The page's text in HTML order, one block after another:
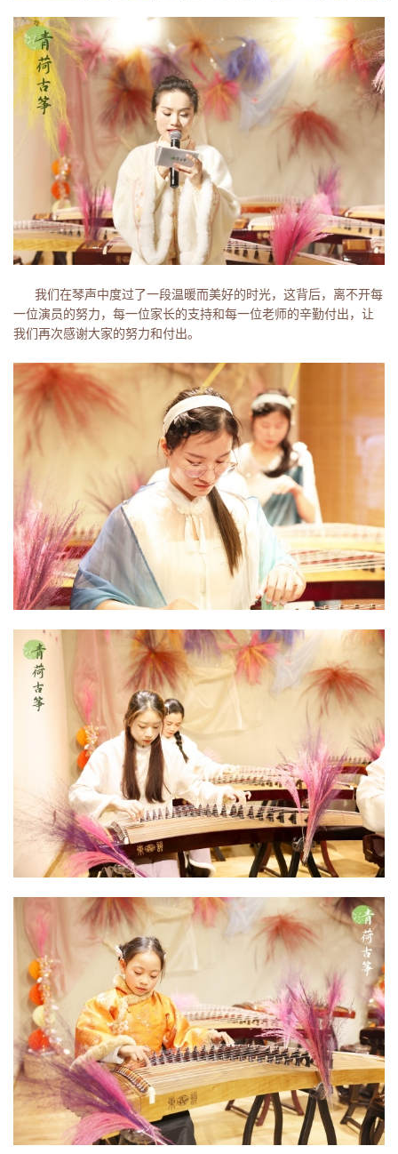
我们在琴声中度过了一段温暖而美好的时光，这背后，离不开每
一位演员的努力，每一位家长的支持和每一位老师的辛勤付出，让
我们再次感谢大家的努力和付出。